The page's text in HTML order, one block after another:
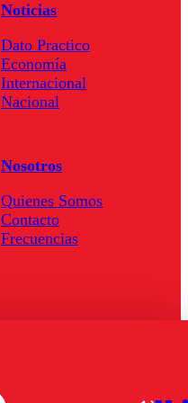
Noticias
Dato Practico
Economía
Internacional
Nacional
Nosotros
Quienes Somos
Contacto
Frecuencias